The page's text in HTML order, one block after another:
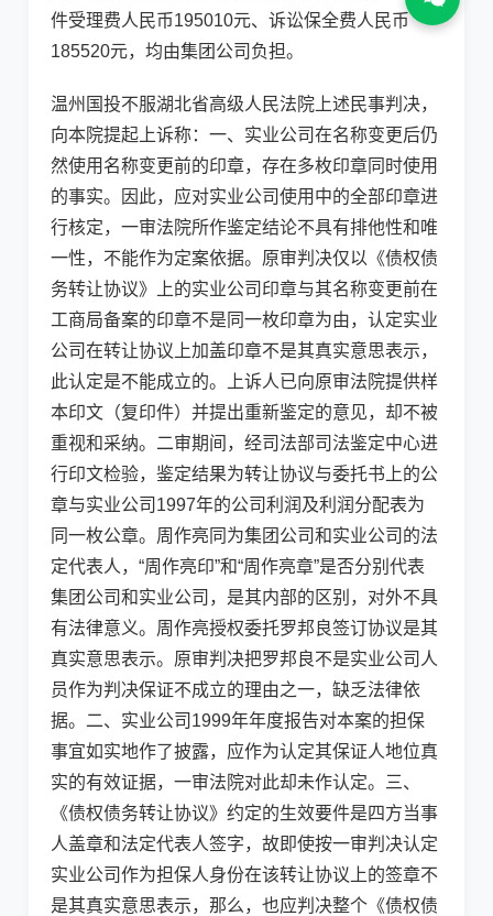
件受理费人民币195010元、诉讼保全费人民币
185520元，均由集团公司负担。
温州国投不服湖北省高级人民法院上述民事判决，
向本院提起上诉称：一、实业公司在名称变更后仍
然使用名称变更前的印章，存在多枚印章同时使用
的事实。因此，应对实业公司使用中的全部印章进
行核定，一审法院所作鉴定结论不具有排他性和唯
一性，不能作为定案依据。原审判决仅以《债权债
务转让协议》上的实业公司印章与其名称变更前在
工商局备案的印章不是同一枚印章为由，认定实业
公司在转让协议上加盖印章不是其真实意思表示，
此认定是不能成立的。上诉人已向原审法院提供样
本印文（复印件）并提出重新鉴定的意见，却不被
重视和采纳。二审期间，经司法部司法鉴定中心进
行印文检验，鉴定结果为转让协议与委托书上的公
章与实业公司1997年的公司利润及利润分配表为
同一枚公章。周作亮同为集团公司和实业公司的法
定代表人，“周作亮印”和“周作亮章”是否分别代表
集团公司和实业公司，是其内部的区别，对外不具
有法律意义。周作亮授权委托罗邦良签订协议是其
真实意思表示。原审判决把罗邦良不是实业公司人
员作为判决保证不成立的理由之一，缺乏法律依
据。二、实业公司1999年年度报告对本案的担保
事宜如实地作了披露，应作为认定其保证人地位真
实的有效证据，一审法院对此却未作认定。三、
《债权债务转让协议》约定的生效要件是四方当事
人盖章和法定代表人签字，故即使按一审判决认定
实业公司作为担保人身份在该转让协议上的签章不
是其真实意思表示，那么，也应判决整个《债权债